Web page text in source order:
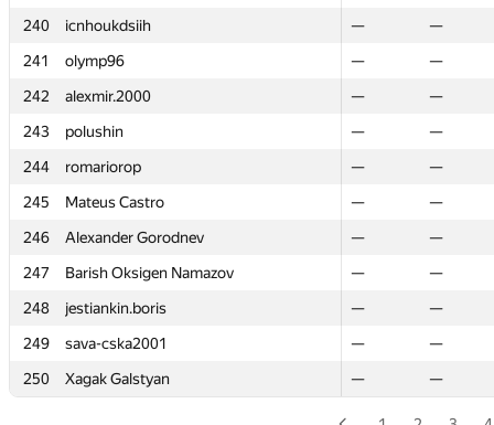
240
icnhoukdsiih —
—
241
olymp96 —
—
242
alexmir.2000 —
—
243
polushin —
—
244
romariorop —
—
245
Mateus Castro —
—
246
Alexander Gorodnev —
—
247
Barish Oksigen Namazov —
—
248
jestiankin.boris —
—
249
sava-cska2001 —
—
250
Xagak Galstyan — —
240
icnhoukdsiih —
—
241
olymp96 —
—
242
alexmir.2000 —
—
243
polushin —
—
244
romariorop —
—
245
Mateus Castro —
—
246
Alexander Gorodnev —
—
247
Barish Oksigen Namazov —
—
248
jestiankin.boris —
—
249
sava-cska2001 —
—
250
Xagak Galstyan — —